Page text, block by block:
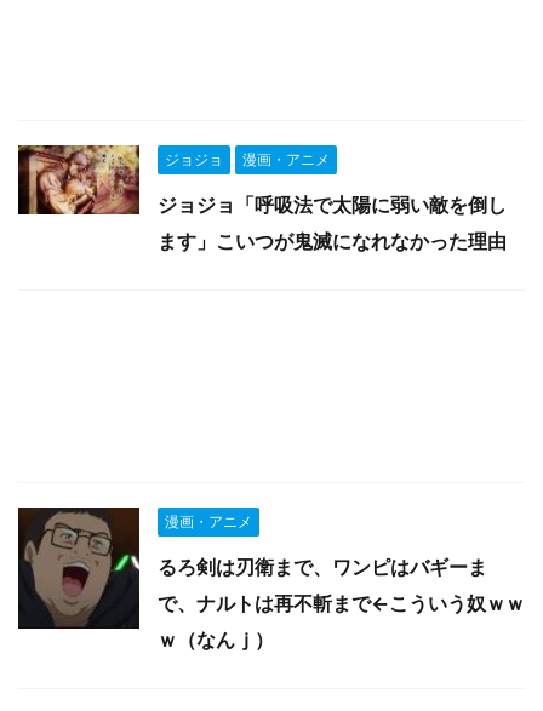
ジョジョ 漫画・アニメ
ジョジョ「呼吸法で太陽に弱い敵を倒し
ます」こいつが鬼滅になれなかった理由
漫画・アニメ
るろ剣は刃衛まで、ワンピはバギーま
で、ナルトは再不斬まで←こういう奴ｗｗ
ｗ（なんｊ）